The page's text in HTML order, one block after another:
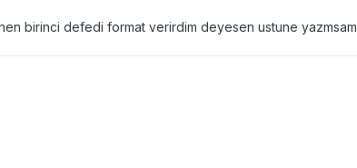
birinci defedi format verirdim deyesen ustune yazmsam